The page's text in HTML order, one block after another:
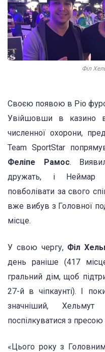
Філ
Своєю появою в Ріо
Увійшовши в казино в
численної охорони,
Team SportStar
Феліпе Рамос.
дружать, і Неймар
повболівати за свого
вже вибув з Головної
місце.
У свою чергу, Філ
день раніше (417
гральний дім, щоб
27-й в чіпкаунті). І
значніший,
поспілкуватися з пресою
«Цього року з